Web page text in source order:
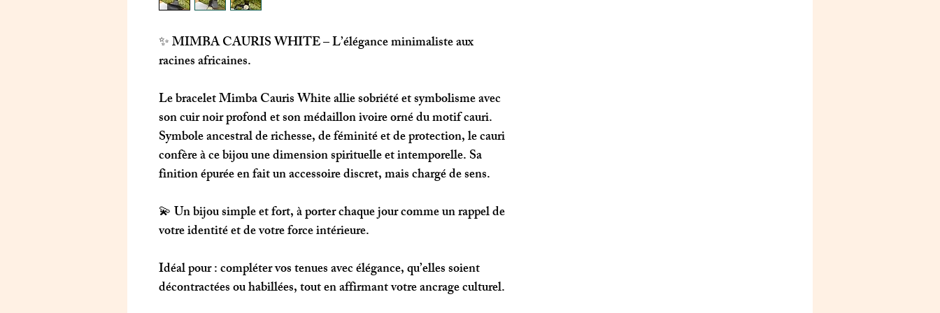
✨MIMBA CAURIS WHITE– L’élégance minimaliste aux
racines africaines.
Le braceletMimba Cauris Whiteallie sobriété et symbolisme avec
son cuir noir profond et son médaillon ivoire orné du motif cauri.
Symbole ancestral de richesse, de féminité et de protection, le cauri
confère à ce bijou une dimension spirituelle et intemporelle. Sa
finition épurée en fait un accessoire discret, mais chargé de sens.
💫 Un bijou simple et fort, à porter chaque jour comme un rappel de
votre identité et de votre force intérieure.
Idéal pour: compléter vos tenues avec élégance, qu’elles soient
décontractées ou habillées, tout en affirmant votre ancrage culturel.